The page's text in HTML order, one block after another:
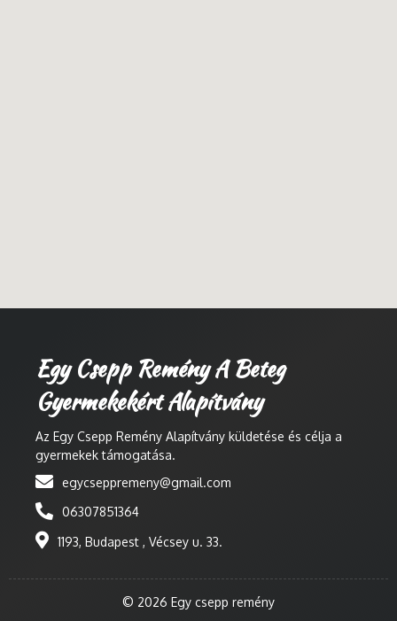
Egy Csepp Remény A Beteg
Gyermekekért Alapítvány
Az Egy Csepp Remény Alapítvány küldetése és célja a
gyermekek támogatása.
egycseppremeny@gmail.com
06307851364
1193, Budapest , Vécsey u. 33.
© 2026 Egy csepp remény